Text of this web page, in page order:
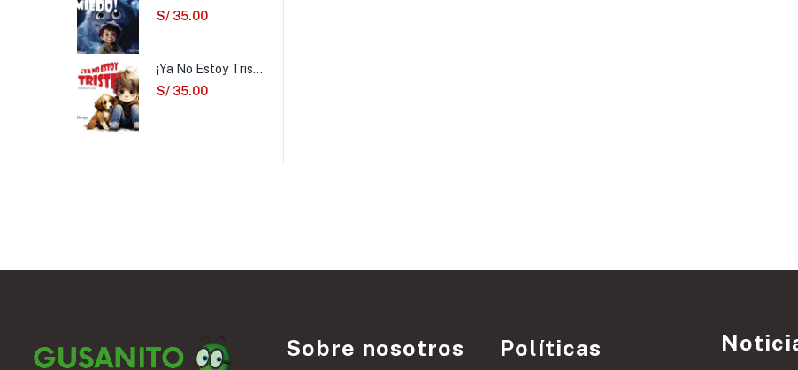
S/ 35.00
¡Ya No Estoy Triste!
S/ 35.00
Sobre nosotros Políticas